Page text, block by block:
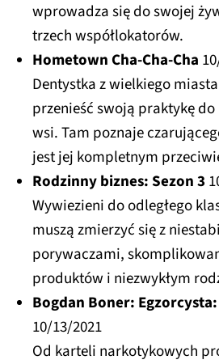
wprowadza się do swojej
trzech współlokatorów.
Hometown Cha-Cha-Cha
Dentystka z wielkiego
przenieść swoją praktykę
wsi. Tam poznaje
jest jej kompletnym
Rodzinny biznes: Sezon 3
Wywiezieni do odległego
muszą zmierzyć się z
porywaczami,
produktów i niezwykłym
Bogdan Boner:
10/13/2021
Od karteli narkotykowych